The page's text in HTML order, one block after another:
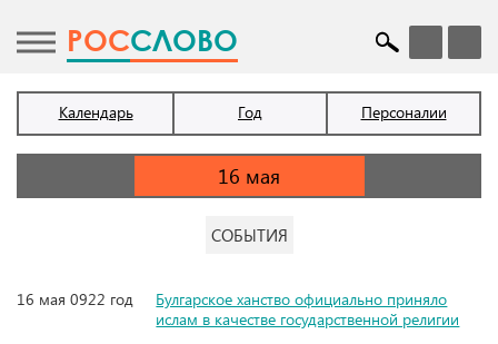
POCСЛОВО
Календарь Год Персоналии
СОБЫТИЯ
16 мая 0922 год
Булгарское ханство официально приняло
ислам в качестве государственной религии